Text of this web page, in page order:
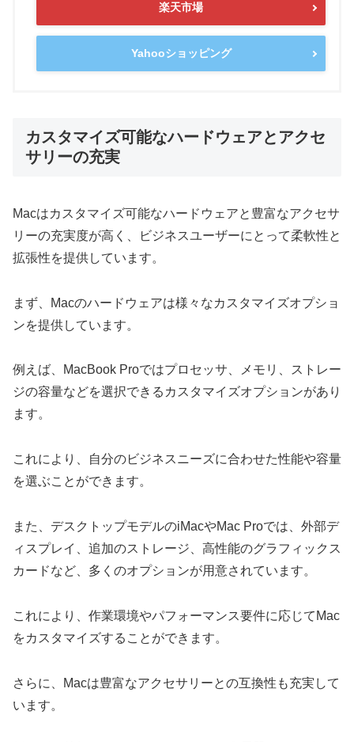
楽天市場
Yahooショッピング
カスタマイズ可能なハードウェアとアクセ
サリーの充実
Macはカスタマイズ可能なハードウェアと豊富なアクセサ
リーの充実度が高く、ビジネスユーザーにとって柔軟性と
拡張性を提供しています。
まず、Macのハードウェアは様々なカスタマイズオプショ
ンを提供しています。
例えば、MacBook Proではプロセッサ、メモリ、ストレー
ジの容量などを選択できるカスタマイズオプションがあり
ます。
これにより、自分のビジネスニーズに合わせた性能や容量
を選ぶことができます。
また、デスクトップモデルのiMacやMac Proでは、外部デ
ィスプレイ、追加のストレージ、高性能のグラフィックス
カードなど、多くのオプションが用意されています。
これにより、作業環境やパフォーマンス要件に応じてMac
をカスタマイズすることができます。
さらに、Macは豊富なアクセサリーとの互換性も充実して
います。